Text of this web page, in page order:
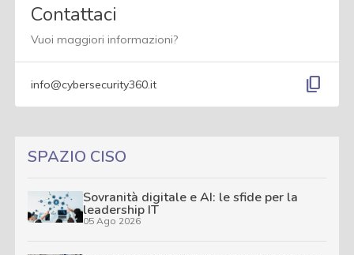
Contattaci
Vuoi maggiori informazioni?
info@cybersecurity360.it content_copy
SPAZIO CISO
Sovranità digitale e AI: le sfide per la
leadership IT
05 Ago 2026